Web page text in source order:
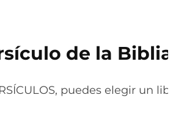
de la Biblia
puedes elegir un